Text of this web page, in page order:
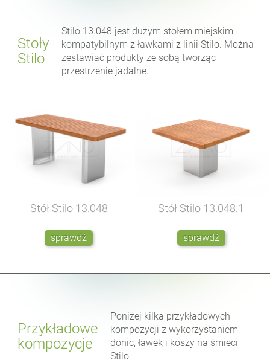
Stoły
Stilo
Stilo 13.048 jest dużym stołem miejskim
kompatybilnym z ławkami z linii Stilo. Można
zestawiać produkty ze sobą tworząc
przestrzenie jadalne.
Stół Stilo 13.048
sprawdź
Stół Stilo 13.048.1
sprawdź
Przykładowe
kompozycje
Poniżej kilka przykładowych
kompozycji z wykorzystaniem
donic, ławek i koszy na śmieci
Stilo.